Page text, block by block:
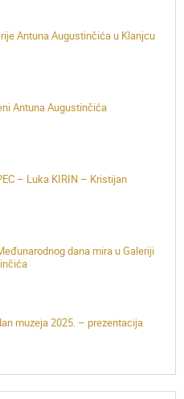
Antuna Augustinčića u Klanjcu
Antuna Augustinčića
– Luka KIRIN – Kristijan
dana mira u Galeriji
muzeja 2025. – prezentacija